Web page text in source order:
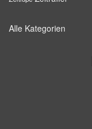
Alle Kategorien